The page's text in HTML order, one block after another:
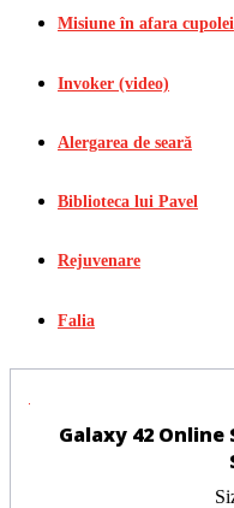
Misiune în afara cupolei
Invoker (video)
Alergarea de seară
Biblioteca lui Pavel
Rejuvenare
Falia
Galaxy 42 Online